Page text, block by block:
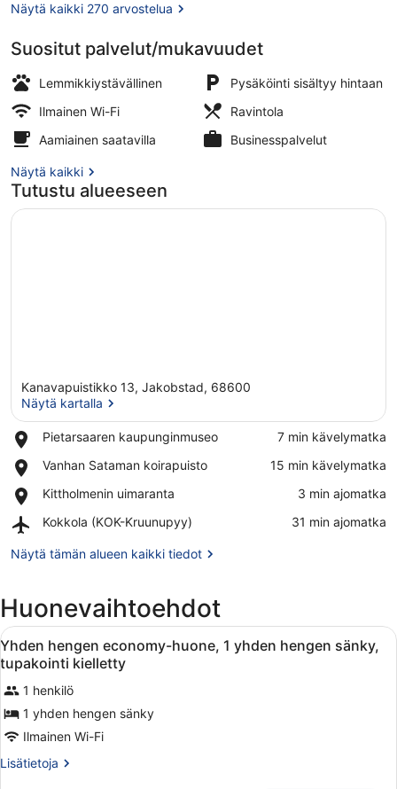
2 baaria
Näytä kaikki 270 arvostelua
Suositut palvelut/mukavuudet
Lemmikkiystävällinen
Pysäköinti sisältyy hintaan
Ilmainen Wi-Fi
Ravintola
Aamiainen saatavilla
Businesspalvelut
Näytä kaikki
Tutustu alueeseen
Kanavapuistikko 13, Jakobstad, 68600
Näytä kartalla
Pietarsaaren kaupunginmuseo
Place,
kaupunginmuseo
‪7 min kävelymatka‬
Vanhan Sataman koirapuisto
Place,
Sataman
‪15 min kävelymatka‬
Kittholmenin uimaranta
Place,
uimaranta
‪3 min ajomatka‬
Kokkola (KOK-Kruunupyy)
Airport,
(KOK-
‪31 min ajomatka‬
Näytä tämän alueen kaikki tiedot
Huonevaihtoehdot
Avaa
kaikki
huonetyypin
Yhden
hengen
economy-
huone,
Huoneessa on yksi sänky, vihreä
8
Yhden hengen economy-huone, 1 yhden hengen sänky,
tupakointi kielletty
1 henkilö
1 yhden hengen sänky
Ilmainen Wi-Fi
Lisätietoja
Lisätietoja